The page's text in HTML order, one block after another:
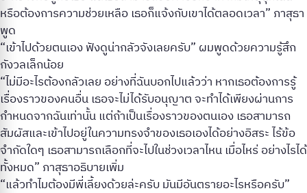
หรือต้องการความช่วยเหลือ เธอก็แจ้งกับเขาได้ตลอดเวลา” ภาสุธา
พูด
“เข้าไปด้วยตนเอง ฟังดูน่ากลัวจังเลยครับ” ผมพูดด้วยความรู้สึก
กังวลเล็กน้อย
“ไม่มีอะไรต้องกลัวเลย อย่างที่ฉันบอกไปแล้วว่า หากเธอต้องการรู้
เรื่องราวของคนอื่น เธอจะไม่ได้รับอนุญาต จะทำได้เพียงผ่านการ
กำหนดจากฉันเท่านั้น แต่ถ้าเป็นเรื่องราวของตนเอง เธอสามารถ
สัมผัสและเข้าไปอยู่ในความทรงจำของเธอเองได้อย่างอิสระ ไร้ข้อ
จำกัดใดๆ เธอสามารถเลือกที่จะไปในช่วงเวลาไหน เมื่อไหร่ อย่างไรได้
ทั้งหมด” ภาสุธาอธิบายเพิ่ม
“แล้วทำไมต้องมีพี่เลี้ยงด้วยล่ะครับ มันมีอันตรายอะไรหรือครับ”